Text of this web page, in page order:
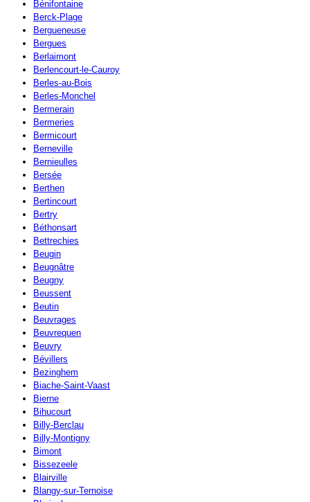
Bénifontaine
Berck-Plage
Bergueneuse
Bergues
Berlaimont
Berlencourt-le-Cauroy
Berles-au-Bois
Berles-Monchel
Bermerain
Bermeries
Bermicourt
Berneville
Bernieulles
Bersée
Berthen
Bertincourt
Bertry
Béthonsart
Bettrechies
Beugin
Beugnâtre
Beugny
Beussent
Beutin
Beuvrages
Beuvrequen
Beuvry
Bévillers
Bezinghem
Biache-Saint-Vaast
Bierne
Bihucourt
Billy-Berclau
Billy-Montigny
Bimont
Bissezeele
Blairville
Blangy-sur-Ternoise